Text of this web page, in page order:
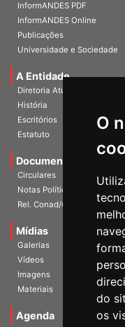
O
do
os
InformANDES PDF
InformANDES Online
Publicações
Universidade e Sociedade
A Entidade
Diretoria Atual
História
Escritórios
Estatuto
Documentos
Circulares
Notas Políticas
Rel. Conad/Congresso
Mídias
Galerias
Vídeos
Imagens
Materiais
Agenda